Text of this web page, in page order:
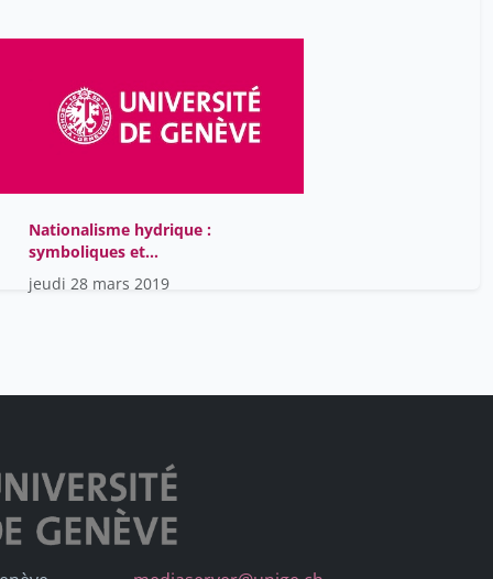
Reynard Emmanuel
Rodogno Davide
Rostain Stéphen
Römer Thomas
Salerno Gabriel
Shubber Zaki
Souyri Pierre-François
Nationalisme hydrique :
symboliques et
imaginaires collectifs
jeudi 28 mars 2019